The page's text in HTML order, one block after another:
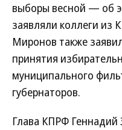
выборы весной — об
заявляли коллеги из
Миронов также
принятия
муниципального
губернаторов.
Глава КПРФ Геннадий